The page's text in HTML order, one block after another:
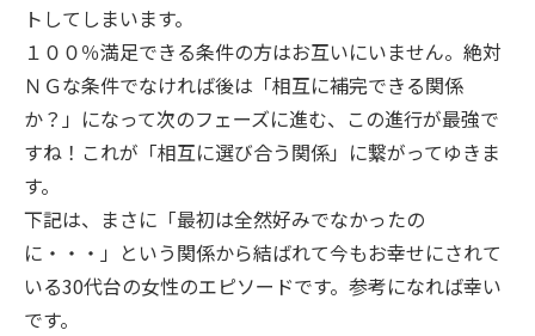
トしてしまいます。
１００％満足できる条件の方はお互いにいません。絶対
ＮＧな条件でなければ後は「相互に補完できる関係
か？」になって次のフェーズに進む、この進行が最強で
すね！これが「相互に選び合う関係」に繋がってゆきま
す。
下記は、まさに「最初は全然好みでなかったの
に・・・」という関係から結ばれて今もお幸せにされて
いる30代台の女性のエピソードです。参考になれば幸い
です。